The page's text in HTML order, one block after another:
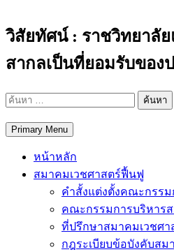
วิสัยทัศน์ : ราชวิทยาลั
สากลเป็นที่ยอมรับของ
Primary Menu
หน้าหลัก
สมาคมเวชศาสตร์ฟื้นฟู
คำสั้งแต่งตั้งคณะกรรม
คณะกรรมการบริหาร
ที่ปรึกษาสมาคมเวชศา
กฎระเบียบข้อบังคับสม